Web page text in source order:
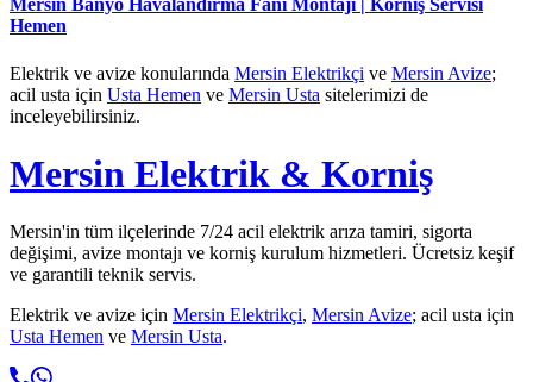
Mersin Banyo Havalandırma Fanı Montajı | Korniş Servisi
Hemen
Elektrik ve avize konularında Mersin Elektrikçi ve Mersin Avize;
acil usta için Usta Hemen ve Mersin Usta sitelerimizi de
inceleyebilirsiniz.
Mersin Elektrik & Korniş
Mersin'in tüm ilçelerinde 7/24 acil elektrik arıza tamiri, sigorta
değişimi, avize montajı ve korniş kurulum hizmetleri. Ücretsiz keşif
ve garantili teknik servis.
Elektrik ve avize için Mersin Elektrikçi, Mersin Avize; acil usta için
Usta Hemen ve Mersin Usta.